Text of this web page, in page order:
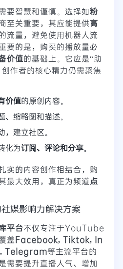
要智慧和谨慎。选择如粉
至关重要，其应能提供高
流量，避免使用机器人流
要的是，购买的播放量必
价值的基础上。它应是“助
作者的核心精力仍需聚焦
价值的原创内容。
缩略图和描述。
建立社区。
化为订阅、评论和分享。
实的内容创作相结合，购
最大效用，真正为频道点
媒影响力解决方案
平台不仅专注于YouTube
盖Facebook, Tiktok, In
Telegram等主流平台的
需要提升直播人气、增加